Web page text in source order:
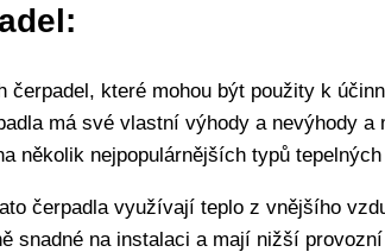
které mohou být použity k
má své vlastní výhody a nevýhody a
několik nejpopulárnějších typů
čerpadla využívají teplo z vnějšího
snadné na instalaci a mají nižší